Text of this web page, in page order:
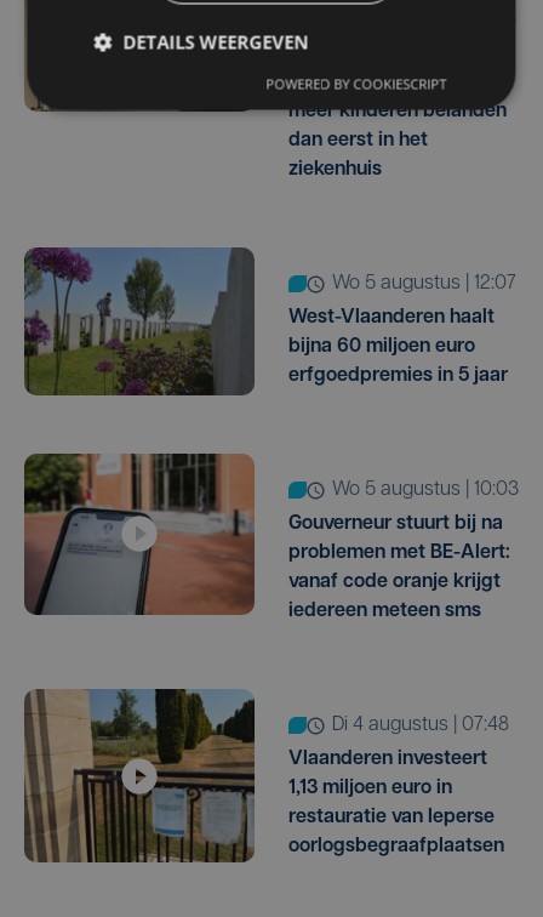
Geen plaats in de
jeugdopvang? Steeds
meer kinderen belanden
dan eerst in het
ziekenhuis
wo 5 augustus | 12:07
West-Vlaanderen haalt
bijna 60 miljoen euro
erfgoedpremies in 5 jaar
wo 5 augustus | 10:03
Gouverneur stuurt bij na
problemen met BE-Alert:
vanaf code oranje krijgt
iedereen meteen sms
di 4 augustus | 07:48
Vlaanderen investeert
1,13 miljoen euro in
restauratie van Ieperse
oorlogsbegraafplaatsen
DETAILS WEERGEVEN
POWERED BY COOKIESCRIPT